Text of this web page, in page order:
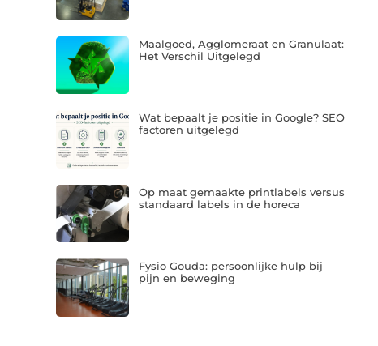
Maalgoed, Agglomeraat en Granulaat:
Het Verschil Uitgelegd
Wat bepaalt je positie in Google? SEO
factoren uitgelegd
Op maat gemaakte printlabels versus
standaard labels in de horeca
Fysio Gouda: persoonlijke hulp bij
pijn en beweging